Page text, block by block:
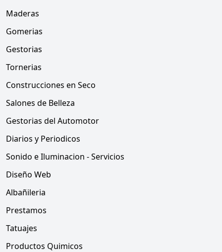
Maderas
Gomerias
Gestorias
Tornerias
Construcciones en Seco
Salones de Belleza
Gestorias del Automotor
Diarios y Periodicos
Sonido e Iluminacion - Servicios
Diseño Web
Albañileria
Prestamos
Tatuajes
Productos Quimicos